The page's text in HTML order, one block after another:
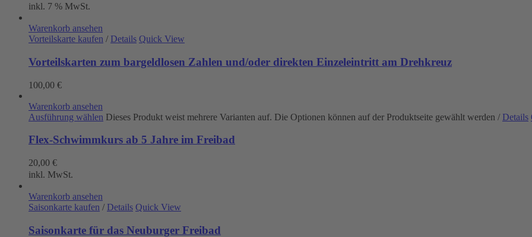
inkl. 7 % MwSt.
Warenkorb ansehen
Vorteilskarte kaufen / Details Quick View
Vorteilskarten zum bargeldlosen Zahlen und/oder direkten Einzeleintritt am Drehkreuz
100,00 €
Warenkorb ansehen
Ausführung wählen Dieses Produkt weist mehrere Varianten auf. Die Optionen können auf der Produktseite gewählt werden / Details
Flex-Schwimmkurs ab 5 Jahre im Freibad
20,00 €
inkl. MwSt.
Warenkorb ansehen
Saisonkarte kaufen / Details Quick View
Saisonkarte für das Neuburger Freibad